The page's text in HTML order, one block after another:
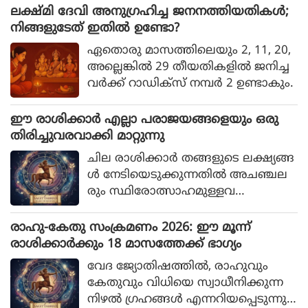
ആരാധിക്കുകയും മതപരമായ സ്ഥല
ങ്ങള്‍ സന്ദര്‍ശിക്കുകയും ചെയ്താല്‍
അവര്‍ക്ക് പ്രത്യേക നേട്ടങ്ങള്‍ ല
ഭിക്കുമെന്ന് വിശ്വസിക്കപ്പെടുന്നു. ഏ
ത് രാശിക്കാര്‍ക്ക് ഏത് ക്ഷേത്രമാണ്
ശുഭകരമെന്ന് നമുക്ക് നോക്കാം
ലക്ഷ്മി ദേവി അനുഗ്രഹിച്ച ജനനത്തിയതികള്‍;
നിങ്ങളുടേത് ഇതില്‍ ഉണ്ടോ?
ഏതൊരു മാസത്തിലെയും 2, 11, 20,
അല്ലെങ്കില്‍ 29 തീയതികളില്‍ ജനിച്ച
വര്‍ക്ക് റാഡിക്‌സ് നമ്പര്‍ 2 ഉണ്ടാകും.
ഈ രാശിക്കാര്‍ എല്ലാ പരാജയങ്ങളെയും ഒരു
തിരിച്ചുവരവാക്കി മാറ്റുന്നു
ചില രാശിക്കാര്‍ തങ്ങളുടെ ലക്ഷ്യങ്ങ
ള്‍ നേടിയെടുക്കുന്നതില്‍ അചഞ്ചല
രും സ്ഥിരോത്സാഹമുള്ളവ
രാജയങ്ങള്‍ നേരിട്ടാലും അവര്‍ തങ്ങ
ളുടെ സ്വപ്നങ്ങള്‍ സാക്ഷാത്ക
രിക്കാന്‍ ശ്രമിച്ചുകൊണ്ടിരിക്കും.
രാഹു-കേതു സംക്രമണം 2026: ഈ മൂന്ന്
രാശിക്കാര്‍ക്കും 18 മാസത്തേക്ക് ഭാഗ്യം
വേദ ജ്യോതിഷത്തില്‍, രാഹുവും
കേതുവും വിധിയെ സ്വാധീനിക്കുന്ന
നിഴല്‍ ഗ്രഹങ്ങള്‍ എന്നറിയപ്പെടുന്നു.